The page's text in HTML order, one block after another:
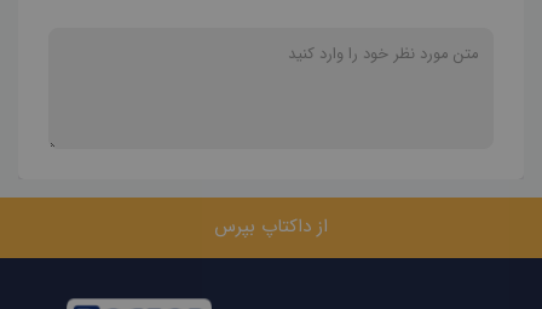
از داکتاپ بپرس